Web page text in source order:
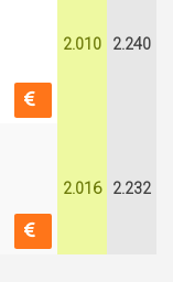
2.010 2.240
2.016 2.232